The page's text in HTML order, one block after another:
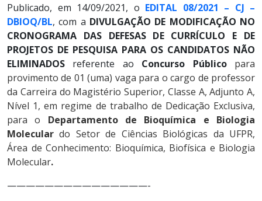
Publicado, em 14/09/2021, o EDITAL 08/2021 – CJ –
DBIOQ/BL, com a DIVULGAÇÃO DE MODIFICAÇÃO NO
CRONOGRAMA DAS DEFESAS DE CURRÍCULO E DE
PROJETOS DE PESQUISA PARA OS CANDIDATOS NÃO
ELIMINADOS referente ao Concurso Público para
provimento de 01 (uma) vaga para o cargo de professor
da Carreira do Magistério Superior, Classe A, Adjunto A,
Nível 1, em regime de trabalho de Dedicação Exclusiva,
para o Departamento de Bioquímica e Biologia
Molecular do Setor de Ciências Biológicas da UFPR,
Área de Conhecimento: Bioquímica, Biofísica e Biologia
Molecular.
———————————————-